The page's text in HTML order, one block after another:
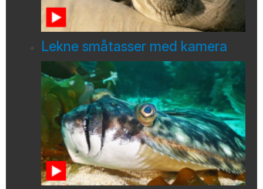
Lekne småtasser med kamera